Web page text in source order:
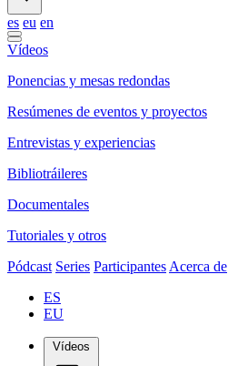
es eu en
Vídeos
Ponencias y mesas redondas
Resúmenes de eventos y proyectos
Entrevistas y experiencias
Bibliotráileres
Documentales
Tutoriales y otros
Pódcast Series Participantes Acerca de
ES
EU
Vídeos